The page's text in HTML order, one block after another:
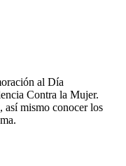
al Día
Contra la Mujer.
así mismo conocer los